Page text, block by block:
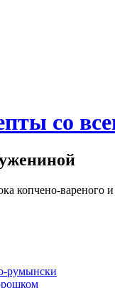
со
копчено-вареного
румынски